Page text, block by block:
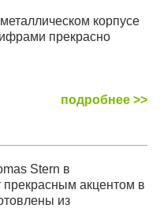
корпусе
прекрасно
подробнее >>
Stern в
прекрасным акцентом в
из